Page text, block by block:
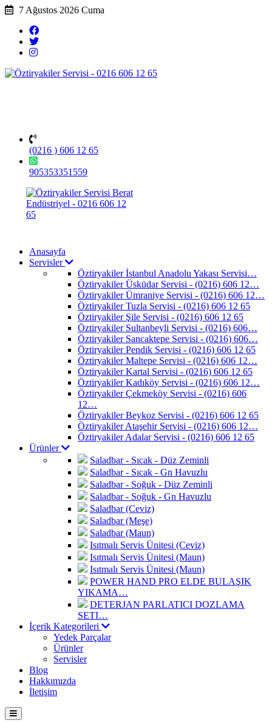
7 Ağustos 2026 Cuma
(0216 ) 606 12 65
905353351559
Anasayfa
Servisler
Öztiryakiler İstanbul Anadolu Yakası Servisi…
Öztiryakiler Üsküdar Servisi - (0216) 606 12…
Öztiryakiler Ümraniye Servisi - (0216) 606 12…
Öztiryakiler Tuzla Servisi - (0216) 606 12 65
Öztiryakiler Şile Servisi - (0216) 606 12 65
Öztiryakiler Sultanbeyli Servisi - (0216) 606…
Öztiryakiler Sancaktepe Servisi - (0216) 606…
Öztiryakiler Pendik Servisi - (0216) 606 12 65
Öztiryakiler Maltepe Servisi - (0216) 606 12…
Öztiryakiler Kartal Servisi - (0216) 606 12 65
Öztiryakiler Kadıköy Servisi - (0216) 606 12…
Öztiryakiler Çekmeköy Servisi - (0216) 606
12…
Öztiryakiler Beykoz Servisi - (0216) 606 12 65
Öztiryakiler Ataşehir Servisi - (0216) 606 12…
Öztiryakiler Adalar Servisi - (0216) 606 12 65
Ürünler
Saladbar - Sıcak - Düz Zeminli
Saladbar - Sıcak - Gn Havuzlu
Saladbar - Soğuk - Düz Zeminli
Saladbar - Soğuk - Gn Havuzlu
Saladbar (Ceviz)
Saladbar (Meşe)
Saladbar (Maun)
Isıtmalı Servis Ünitesi (Ceviz)
Isıtmalı Servis Ünitesi (Maun)
Isıtmalı Servis Ünitesi (Maun)
POWER HAND PRO ELDE BULAŞIK
YIKAMA…
DETERJAN PARLATICI DOZLAMA
SETI…
İçerik Kategorileri
Yedek Parçalar
Ürünler
Servisler
Blog
Hakkımızda
İletişim